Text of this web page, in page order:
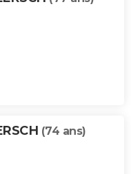
(74 ans)